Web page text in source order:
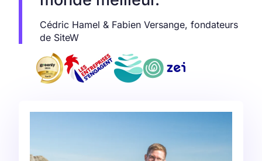
Cédric Hamel & Fabien Versange, fondateurs
de SiteW